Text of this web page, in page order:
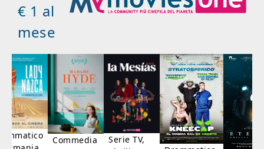
€ 1 al
mese
Commedia
Serie TV,